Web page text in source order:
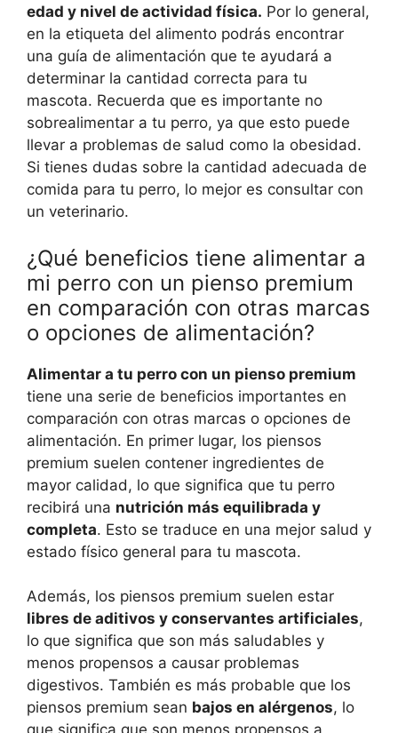
edad y nivel de actividad física. Por lo general,
en la etiqueta del alimento podrás encontrar
una guía de alimentación que te ayudará a
determinar la cantidad correcta para tu
mascota. Recuerda que es importante no
sobrealimentar a tu perro, ya que esto puede
llevar a problemas de salud como la obesidad.
Si tienes dudas sobre la cantidad adecuada de
comida para tu perro, lo mejor es consultar con
un veterinario.
¿Qué beneficios tiene alimentar a
mi perro con un pienso premium
en comparación con otras marcas
o opciones de alimentación?
Alimentar a tu perro con un pienso premium
tiene una serie de beneficios importantes en
comparación con otras marcas o opciones de
alimentación. En primer lugar, los piensos
premium suelen contener ingredientes de
mayor calidad, lo que significa que tu perro
recibirá una nutrición más equilibrada y
completa. Esto se traduce en una mejor salud y
estado físico general para tu mascota.
Además, los piensos premium suelen estar
libres de aditivos y conservantes artificiales,
lo que significa que son más saludables y
menos propensos a causar problemas
digestivos. También es más probable que los
piensos premium sean bajos en alérgenos, lo